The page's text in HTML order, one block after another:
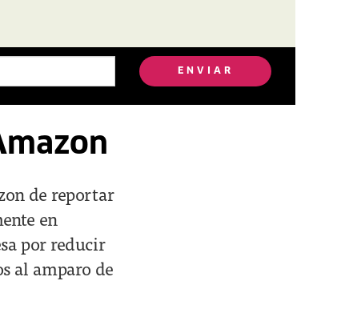
ENVIAR
de reportar
en
por reducir
al amparo de